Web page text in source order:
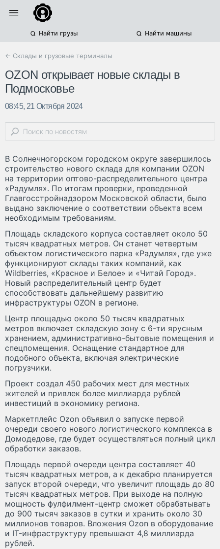
Найти грузы Найти машины
← Склады и грузовые терминалы
OZON открывает новые склады в
Подмосковье
08:45, 21 Октября 2024
В Солнечногорском городском округе завершилось
строительство нового склада для компании OZON
на территории оптово-распределительного центра
«Радумля». По итогам проверки, проведенной
Главгосстройнадзором Московской области, было
выдано заключение о соответствии объекта всем
необходимым требованиям.
Площадь складского корпуса составляет около 50
тысяч квадратных метров. Он станет четвертым
объектом логистического парка «Радумля», где уже
функционируют склады таких компаний, как
Wildberries, «Красное и Белое» и «Читай Город».
Новый распределительный центр будет
способствовать дальнейшему развитию
инфраструктуры OZON в регионе.
Центр площадью около 50 тысяч квадратных
метров включает складскую зону с 6-ти ярусным
хранением, административно-бытовые помещения и
спецпомещения. Оснащение стандартное для
подобного объекта, включая электрические
погрузчики.
Проект создал 450 рабочих мест для местных
жителей и привлек более миллиарда рублей
инвестиций в экономику региона.
Маркетплейс Ozon объявил о запуске первой
очереди своего нового логистического комплекса в
Домодедове, где будет осуществляться полный цикл
обработки заказов.
Площадь первой очереди центра составляет 40
тысяч квадратных метров, а к декабрю планируется
запуск второй очереди, что увеличит площадь до 80
тысяч квадратных метров. При выходе на полную
мощность фулфилмент-центр сможет обрабатывать
до 900 тысяч заказов в сутки и хранить около 30
миллионов товаров. Вложения Ozon в оборудование
и IT-инфраструктуру превышают 4,8 миллиарда
рублей.